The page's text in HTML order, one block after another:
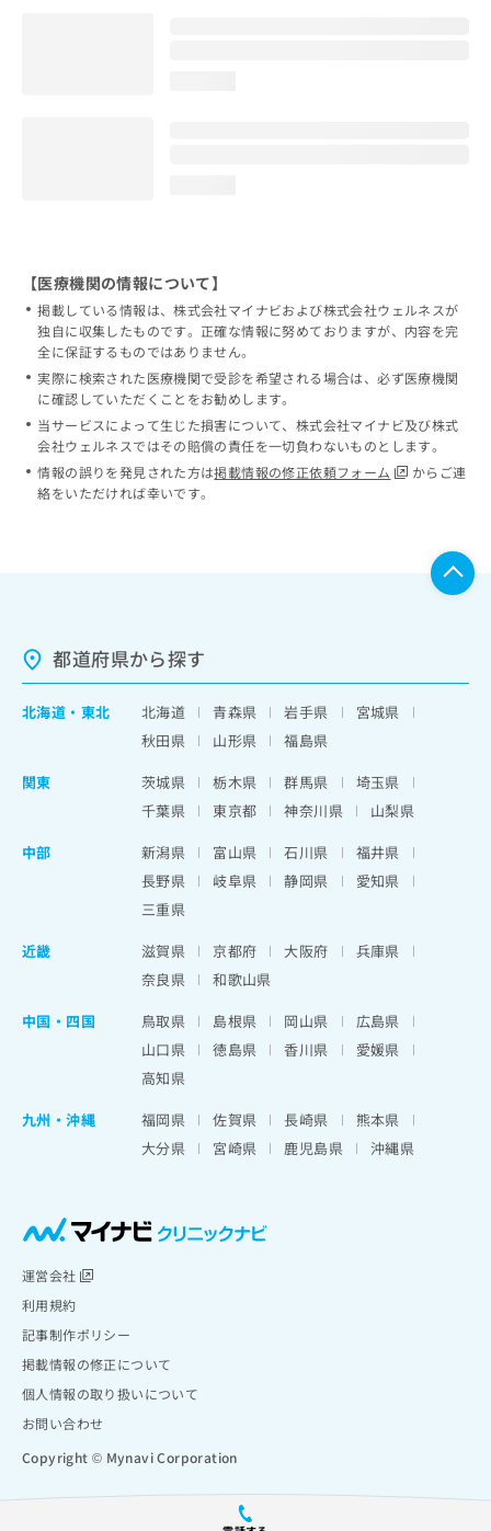
【医療機関の情報について】
掲載している情報は、株式会社マイナビおよび株式会社ウェルネスが
独自に収集したものです。正確な情報に努めておりますが、内容を完
全に保証するものではありません。
実際に検索された医療機関で受診を希望される場合は、必ず医療機関
に確認していただくことをお勧めします。
当サービスによって生じた損害について、株式会社マイナビ及び株式
会社ウェルネスではその賠償の責任を一切負わないものとします。
情報の誤りを発見された方は掲載情報の修正依頼フォーム
からご連
絡をいただければ幸いです。
都道府県から探す
北海道 ・ 東北 北海道 青森県 岩手県
宮城県
秋田県
山形県
福島県
関東
茨城県 栃木県 群馬県
埼玉県
千葉県
東京都 神奈川県
山梨県
中部
新潟県 富山県 石川県
福井県
長野県
岐阜県 静岡県
愛知県
三重県
近畿
滋賀県 京都府 大阪府
兵庫県
奈良県
和歌山県
中国・四国
鳥取県 島根県 岡山県
広島県
山口県
徳島県 香川県
愛媛県
高知県
九州・沖縄
福岡県 佐賀県 長崎県
熊本県
大分県
宮崎県 鹿児島県 沖縄県
運営会社
利用規約
記事制作ポリシー
掲載情報の修正について
個人情報の取り扱いについて
お問い合わせ
Copyright © Mynavi Corporation